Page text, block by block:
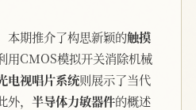
本期推介了构思新颖的触摸
用CMOS模拟开关消除机械
电视唱片系统则展示了当代
， 半导体力敏器件的概述